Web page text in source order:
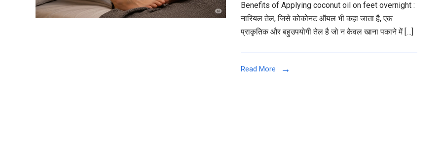
of
coconut
Benefits of Applying coconut oil on feet overnight :
नारियल तेल, जिसे कोकोनट ऑयल भी कहा जाता है, एक
प्राकृतिक और बहुउपयोगी तेल है जो न केवल खाना पकाने में […]
Read More